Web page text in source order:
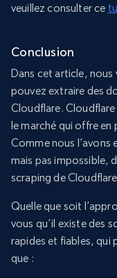
veuillez consulter ce
Conclusion
Dans cet article,
pouvez extraire des
Cloudflare. Cloudflare
le marché qui offre
Comme nous l’avons
mais pas impossible,
scraping de
Quelle que soit
vous qu’il existe des
rapides et fiables, qui
que :